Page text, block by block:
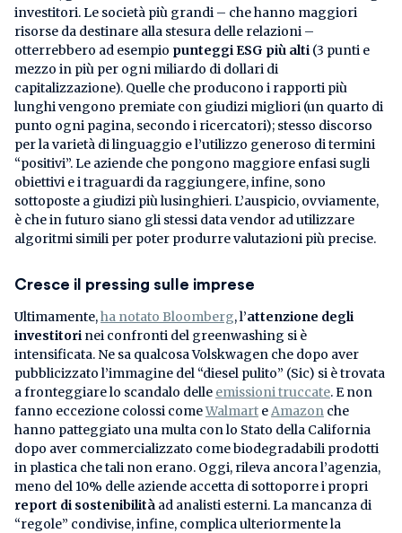
investitori. Le società più grandi – che hanno maggiori
risorse da destinare alla stesura delle relazioni –
otterrebbero ad esempio punteggi ESG più alti (3 punti e
mezzo in più per ogni miliardo di dollari di
capitalizzazione). Quelle che producono i rapporti più
lunghi vengono premiate con giudizi migliori (un quarto di
punto ogni pagina, secondo i ricercatori); stesso discorso
per la varietà di linguaggio e l’utilizzo generoso di termini
“positivi”. Le aziende che pongono maggiore enfasi sugli
obiettivi e i traguardi da raggiungere, infine, sono
sottoposte a giudizi più lusinghieri. L’auspicio, ovviamente,
è che in futuro siano gli stessi data vendor ad utilizzare
algoritmi simili per poter produrre valutazioni più precise.
Cresce il pressing sulle imprese
Ultimamente,ha notato Bloomberg, l’attenzione degli
investitori nei confronti del greenwashing si è
intensificata. Ne sa qualcosa Volskwagen che dopo aver
pubblicizzato l’immagine del “diesel pulito” (Sic) si è trovata
a fronteggiare lo scandalo delle emissioni truccate. E non
fanno eccezione colossi comeWalmart eAmazon che
hanno patteggiato una multa con lo Stato della California
dopo aver commercializzato come biodegradabili prodotti
in plastica che tali non erano. Oggi, rileva ancora l’agenzia,
meno del 10% delle aziende accetta di sottoporre i propri
report di sostenibilità ad analisti esterni. La mancanza di
“regole” condivise, infine, complica ulteriormente la